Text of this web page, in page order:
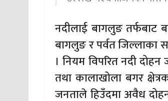
नदीलाई बागलुङ तर्फबाट
बागलुङ र पर्वत जिल्लाका
। नियम विपरित नदी दोहन
तथा कालाखोला बगर
जनताले हिउँदमा अवैध